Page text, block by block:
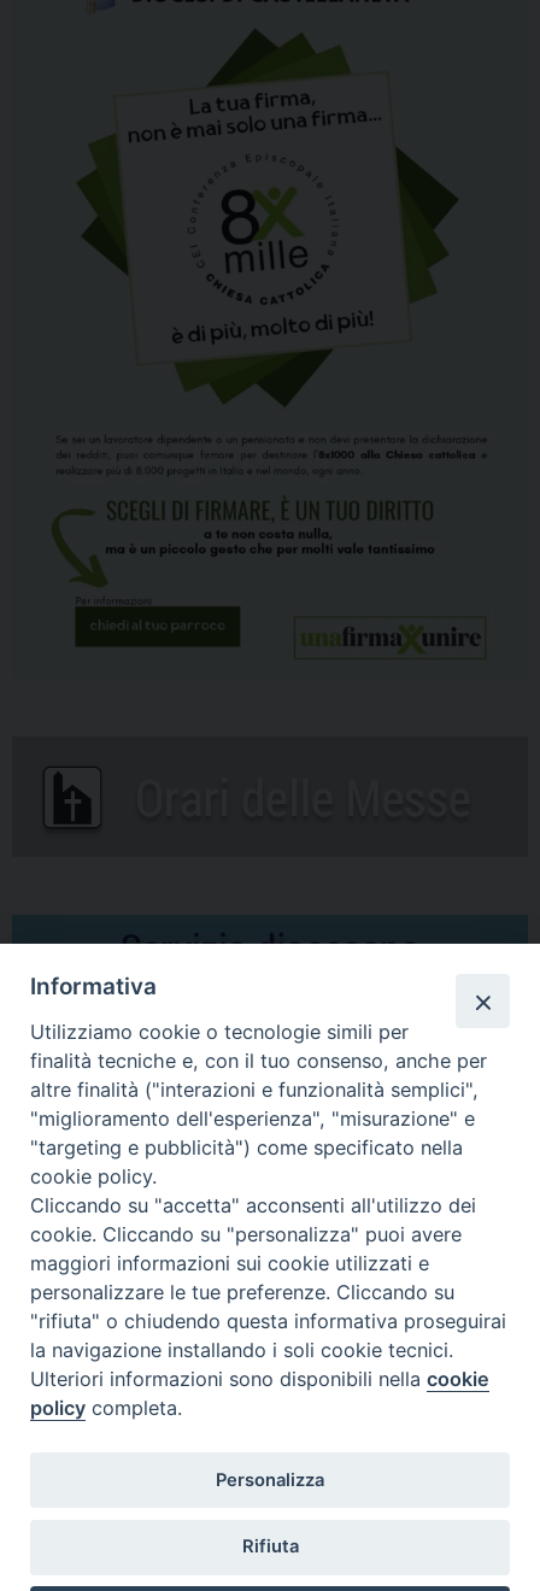
Comunicati Stampa
Il cordoglio dei Vescovi di Puglia per la morte di S.E.R. Mons. Agostino
Superbo
Nasce la Consulta Diocesana delle Aggregazioni Laicali di Castellaneta
Archivio comunicati stampa
2026 © Diocesi di Castellaneta
Informativa
Utilizziamo cookie o tecnologie simili per
finalità tecniche e, con il tuo consenso, anche per
altre finalità ("interazioni e funzionalità semplici",
"miglioramento dell'esperienza", "misurazione" e
"targeting e pubblicità") come specificato nella
cookie policy.
Cliccando su "accetta" acconsenti all'utilizzo dei
cookie. Cliccando su "personalizza" puoi avere
maggiori informazioni sui cookie utilizzati e
personalizzare le tue preferenze. Cliccando su
"rifiuta" o chiudendo questa informativa proseguirai
la navigazione installando i soli cookie tecnici.
Ulteriori informazioni sono disponibili nellacookie
policy completa.
Personalizza
Rifiuta